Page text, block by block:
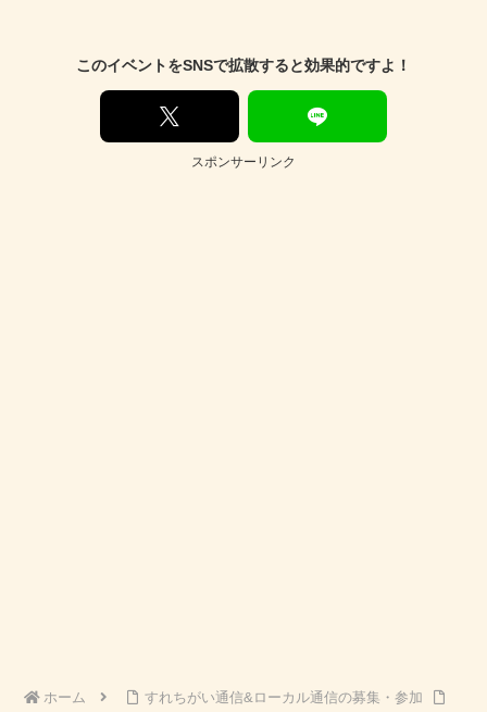
このイベントをSNSで拡散すると効果的ですよ！
スポンサーリンク
ホーム
すれちがい通信&ローカル通信の募集・参加